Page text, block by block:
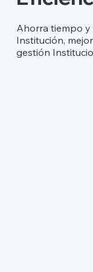
Ahorra tiempo
Institución,
gestión